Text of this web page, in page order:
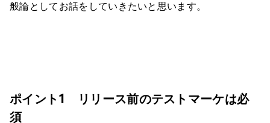
般論としてお話をしていきたいと思います。
ポイント1 リリース前のテストマーケは必
須